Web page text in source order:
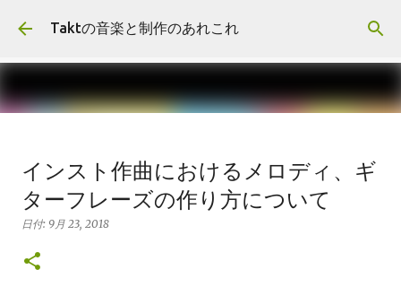
スキップしてメイン コンテンツに移動
Taktの音楽と制作のあれこれ
報告:First EP"Duality"リリースし
ました
日付: 11月 10, 2018 報告
インスト作曲におけるメロディ、ギ
ターフレーズの作り方について
日付: 9月 23, 2018